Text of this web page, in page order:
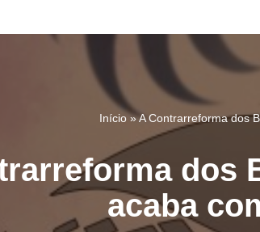
Início»A Contrarreforma dos
dos
acaba